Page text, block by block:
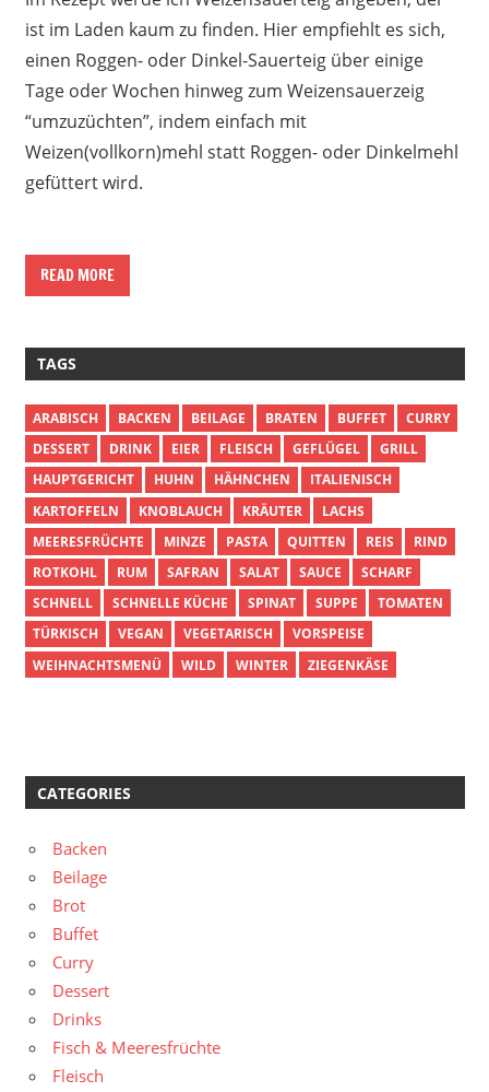
ist im Laden kaum zu finden. Hier empfiehlt es sich,
einen Roggen- oder Dinkel-Sauerteig über einige
Tage oder Wochen hinweg zum Weizensauerzeig
“umzuzüchten”, indem einfach mit
Weizen(vollkorn)mehl statt Roggen- oder Dinkelmehl
gefüttert wird.
READ MORE
TAGS
ARABISCH BACKEN BEILAGE BRATEN BUFFET
CURRY
DESSERT
DRINK EIER FLEISCH GEFLÜGEL
GRILL
HAUPTGERICHT
HUHN HÄHNCHEN
ITALIENISCH
KARTOFFELN
KNOBLAUCH KRÄUTER
LACHS
MEERESFRÜCHTE
MINZE PASTA QUITTEN REIS
RIND
ROTKOHL
RUM SAFRAN SALAT SAUCE
SCHARF
SCHNELL
SCHNELLE KÜCHE SPINAT SUPPE
TOMATEN
TÜRKISCH
VEGAN VEGETARISCH
VORSPEISE
WEIHNACHTSMENÜ
WILD WINTER ZIEGENKÄSE
CATEGORIES
Backen
Beilage
Brot
Buffet
Curry
Dessert
Drinks
Fisch & Meeresfrüchte
Fleisch